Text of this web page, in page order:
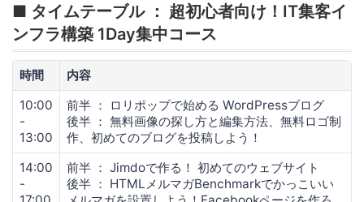
■ タイムテーブル ： 超初心者向け！IT集客イ
ンフラ構築 1Day集中コース
時間
内容
10:00
-
13:00
前半 ： ロリポップで始める WordPressブログ
後半 ： 無料画像の探し方と編集方法、無料ロゴ制
作、初めてのブログを投稿しよう！
14:00
-
前半 ： Jimdoで作る！ 初めてのウェブサイト
後半 ： HTMLメルマガBenchmarkでかっこいい